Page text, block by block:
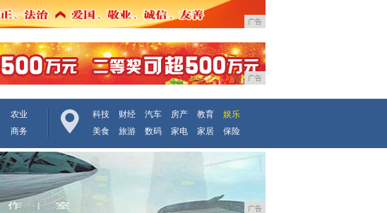
广告
广告
农业
商务
科技 财经 汽车 房产 教育
娱乐
美食
旅游 数码 家电 家居 保险
广告